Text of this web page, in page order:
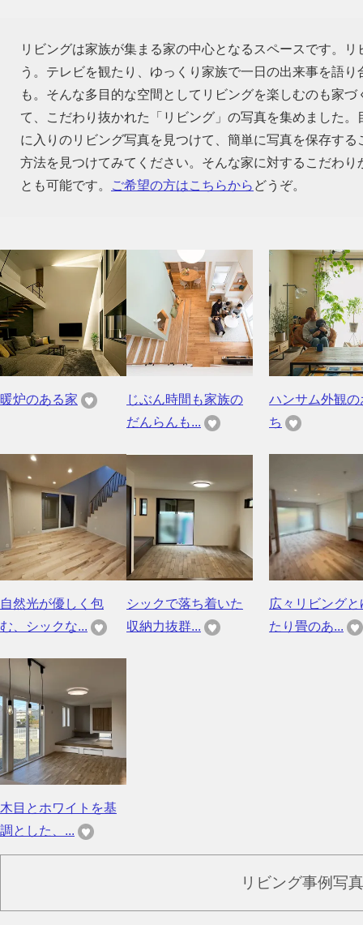
リビングは家族が集まる家の中心となるスペースです。
う。テレビを観たり、ゆっくり家族で一日の出来事を語
も。そんな多目的な空間としてリビングを楽しむのも家
て、こだわり抜かれた「リビング」の写真を集めました
に入りのリビング写真を見つけて、簡単に写真を保存す
方法を見つけてみてください。そんな家に対するこだわ
とも可能です。
ご希望の方はこちらから どうぞ。
暖炉のある家
じぶん時間も家族の
だんらんも...
ハンサム外観の
ち
自然光が優しく包
む、シックな...
シックで落ち着いた
収納力抜群...
広々リビングと
たり畳のあ...
木目とホワイトを基
調とした、...
リビング事例写